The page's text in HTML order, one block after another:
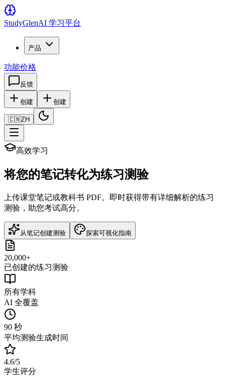
StudyGlenAI 学习平台
产品
功能价格
反馈
创建 创建
🇨🇳ZH
高效学习
将您的笔记转化为练习测验
上传课堂笔记或教科书 PDF。即时获得带有详细解析的练习
测验，助您考试高分。
从笔记创建测验 探索可视化指南
20,000+
已创建的练习测验
所有学科
AI 全覆盖
90 秒
平均测验生成时间
4.6/5
学生评分